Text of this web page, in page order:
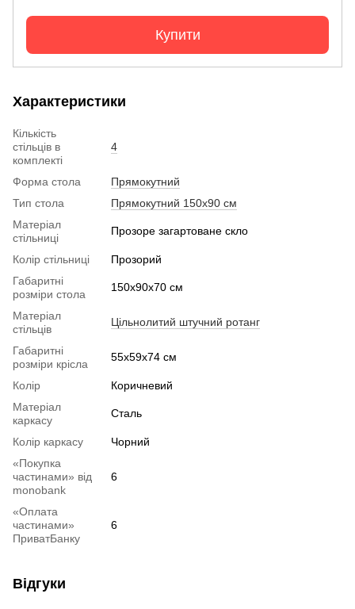
Купити
Характеристики
Кількість
стільців в
комплекті
4
Форма стола
Прямокутний
Тип стола
Прямокутний 150х90 см
Матеріал
стільниці
Прозоре загартоване скло
Колір стільниці
Прозорий
Габаритні
розміри стола
150x90x70 см
Матеріал
стільців
Цільнолитий штучний ротанг
Габаритні
розміри крісла
55х59х74 см
Колір
Коричневий
Матеріал
каркасу
Сталь
Колір каркасу
Чорний
«Покупка
частинами» від
monobank
6
«Оплата
частинами»
ПриватБанку
6
Відгуки